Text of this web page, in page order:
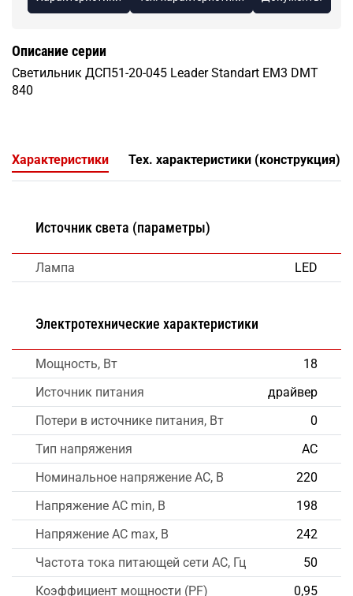
Описание серии
Светильник ДСП51-20-045 Leader Standart ЕМ3 DМТ
840
Характеристики Тех. характеристики (конструкция)
Источник света (параметры)
Лампа LED
Электротехнические характеристики
Мощность, Вт
18
Источник питания
драйвер
Потери в источнике питания, Вт
0
Тип напряжения
AC
Номинальное напряжение AC, В
220
Напряжение AC min, В
198
Напряжение AC max, В
242
Частота тока питающей сети AC, Гц
50
Коэффициент мощности (PF)
0,95